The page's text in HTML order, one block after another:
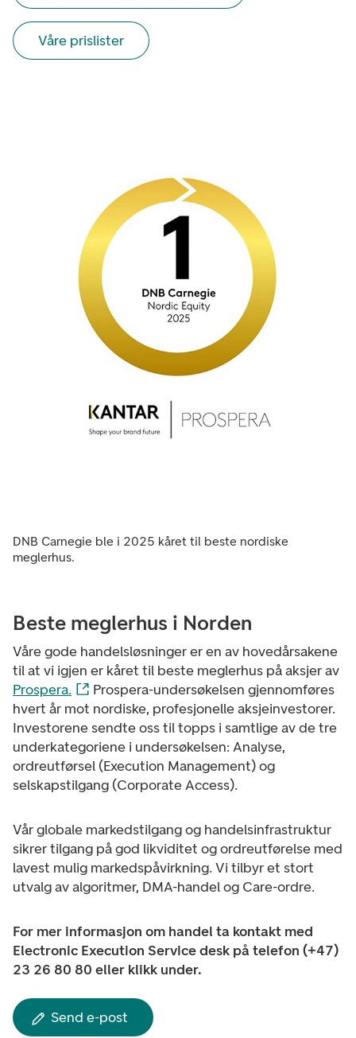
Våre prislister
DNB Carnegie ble i 2025 kåret til beste nordiske
meglerhus.
Beste meglerhus i Norden
Våre gode handelsløsninger er en av hovedårsakene
til at vi igjen er kåret til beste meglerhus på aksjer av
Prospera.
Prospera-undersøkelsen gjennomføres
hvert år mot nordiske, profesjonelle aksjeinvestorer.
Investorene sendte oss til topps i samtlige av de tre
underkategoriene i undersøkelsen: Analyse,
ordreutførsel (Execution Management) og
selskapstilgang (Corporate Access).
Vår globale markedstilgang og handelsinfrastruktur
sikrer tilgang på god likviditet og ordreutførelse med
lavest mulig markedspåvirkning. Vi tilbyr et stort
utvalg av algoritmer, DMA-handel og Care-ordre.
For mer informasjon om handel ta kontakt med
Electronic Execution Service desk på telefon (+47)
23 26 80 80 eller klikk under.
Send e-post